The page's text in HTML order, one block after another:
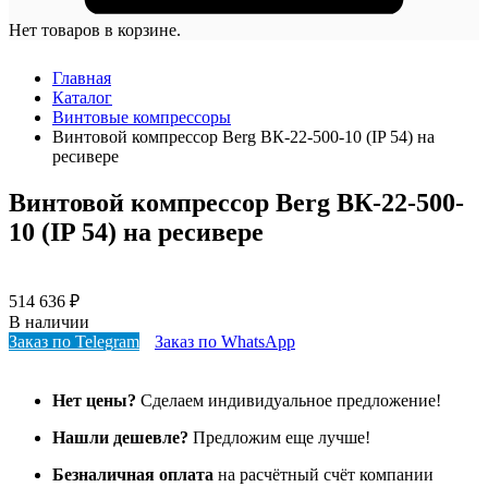
Нет товаров в корзине.
Главная
Каталог
Винтовые компрессоры
Винтовой компрессор Berg ВК-22-500-10 (IP 54) на
ресивере
Винтовой компрессор Berg ВК-22-500-
10 (IP 54) на ресивере
514 636 ₽
В наличии
Заказ по Telegram
Заказ по WhatsApp
Нет цены? Сделаем индивидуальное предложение!
Нашли дешевле? Предложим еще лучше!
Безналичная оплата на расчётный счёт компании